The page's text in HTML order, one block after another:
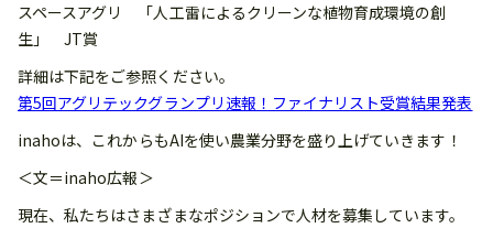
スペースアグリ 「人工雷によるクリーンな植物育成環境の創
生」 JT賞
詳細は下記をご参照ください。
第5回アグリテックグランプリ速報！ファイナリスト受賞結果発表
inahoは、これからもAIを使い農業分野を盛り上げていきます！
＜文＝inaho広報＞
現在、私たちはさまざまなポジションで人材を募集しています。